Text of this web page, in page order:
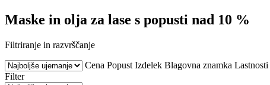
Maske in olja za lase s popusti nad 10 %
Filtriranje in razvrščanje
Cena Popust Izdelek Blagovna znamka Lastnosti
Filter